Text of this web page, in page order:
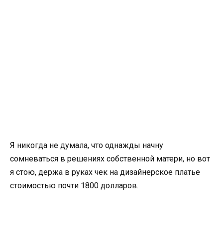
Я никогда не думала, что однажды начну
сомневаться в решениях собственной матери, но вот
я стою, держа в руках чек на дизайнерское платье
стоимостью почти 1800 долларов.